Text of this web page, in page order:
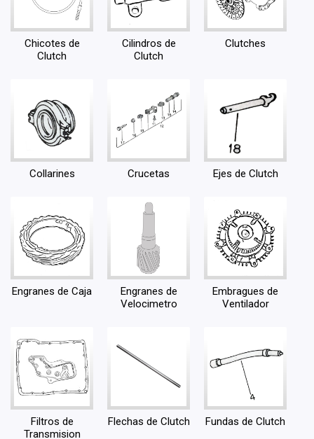
Chicotes de
Clutch
Cilindros de
Clutch
Clutches
Collarines Crucetas Ejes de Clutch
Engranes de Caja
Engranes de
Velocimetro
Embragues de
Ventilador
Filtros de
Transmision
Flechas de Clutch Fundas de Clutch